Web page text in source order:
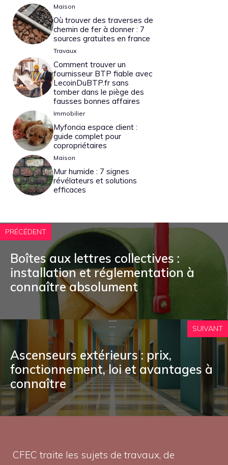
Maison
Où trouver des traverses de
chemin de fer à donner : 7
sources gratuites en france
Travaux
Comment trouver un
fournisseur BTP fiable avec
LecoinDuBTP.fr sans
tomber dans le piège des
fausses bonnes affaires
Immobilier
Myfoncia espace client :
guide complet pour
copropriétaires
Maison
Mur humide : 7 signes
révélateurs et solutions
efficaces
PRÉCÉDENT
Boîtes aux lettres collectives :
installation et réglementation à
connaître absolument
SUIVANT
Ascenseurs extérieurs : prix,
fonctionnement, loi et avantages à
connaître
CFEC traite les sujets de travaux, de